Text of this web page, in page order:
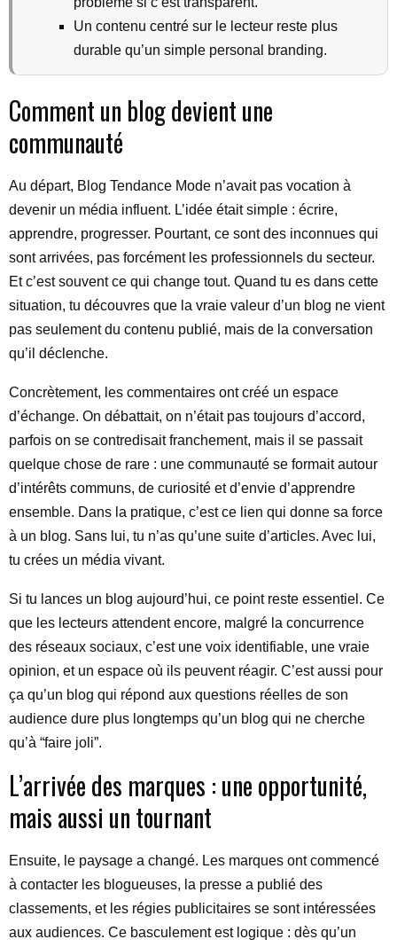
Un contenu centré sur le lecteur reste plus
durable qu’un simple personal branding.
Comment un blog devient une
communauté
Au départ, Blog Tendance Mode n’avait pas vocation à
devenir un média influent. L’idée était simple : écrire,
apprendre, progresser. Pourtant, ce sont des inconnues qui
sont arrivées, pas forcément les professionnels du secteur.
Et c’est souvent ce qui change tout. Quand tu es dans cette
situation, tu découvres que la vraie valeur d’un blog ne vient
pas seulement du contenu publié, mais de la conversation
qu’il déclenche.
Concrètement, les commentaires ont créé un espace
d’échange. On débattait, on n’était pas toujours d’accord,
parfois on se contredisait franchement, mais il se passait
quelque chose de rare : une communauté se formait autour
d’intérêts communs, de curiosité et d’envie d’apprendre
ensemble. Dans la pratique, c’est ce lien qui donne sa force
à un blog. Sans lui, tu n’as qu’une suite d’articles. Avec lui,
tu crées un média vivant.
Si tu lances un blog aujourd’hui, ce point reste essentiel. Ce
que les lecteurs attendent encore, malgré la concurrence
des réseaux sociaux, c’est une voix identifiable, une vraie
opinion, et un espace où ils peuvent réagir. C’est aussi pour
ça qu’un blog qui répond aux questions réelles de son
audience dure plus longtemps qu’un blog qui ne cherche
qu’à “faire joli”.
L’arrivée des marques : une opportunité,
mais aussi un tournant
Ensuite, le paysage a changé. Les marques ont commencé
à contacter les blogueuses, la presse a publié des
classements, et les régies publicitaires se sont intéressées
aux audiences. Ce basculement est logique : dès qu’un